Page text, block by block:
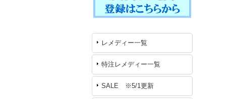
レメディー一覧
特注レメディー一覧
SALE ※5/1更新